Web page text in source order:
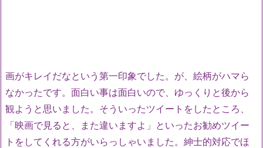
画がキレイだなという第一印象でした。が、絵柄がハマら
なかったです。面白い事は面白いので、ゆっくりと後から
観ようと思いました。そういったツイートをしたところ、
「映画で見ると、また違いますよ」といったお勧めツイー
トをしてくれる方がいらっしゃいました。紳士的対応でほ